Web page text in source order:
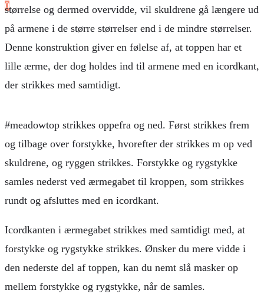
0
størrelse og dermed overvidde, vil skuldrene gå længere ud
på armene i de større størrelser end i de mindre størrelser.
Denne konstruktion giver en følelse af, at toppen har et
lille ærme, der dog holdes ind til armene med en icordkant,
der strikkes med samtidigt.
#meadowtop strikkes oppefra og ned. Først strikkes frem
og tilbage over forstykke, hvorefter der strikkes m op ved
skuldrene, og ryggen strikkes. Forstykke og rygstykke
samles nederst ved ærmegabet til kroppen, som strikkes
rundt og afsluttes med en icordkant.
Icordkanten i ærmegabet strikkes med samtidigt med, at
forstykke og rygstykke strikkes. Ønsker du mere vidde i
den nederste del af toppen, kan du nemt slå masker op
mellem forstykke og rygstykke, når de samles.